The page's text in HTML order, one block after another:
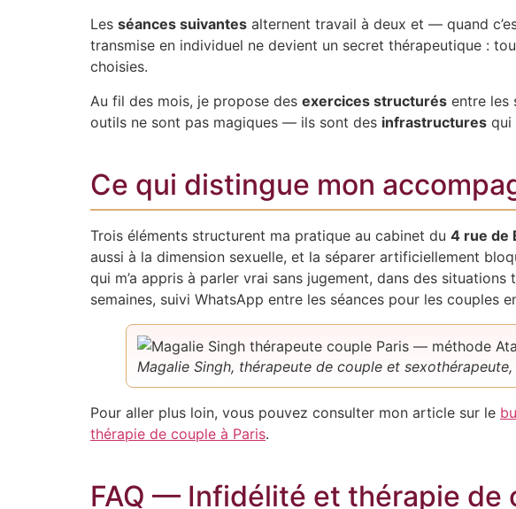
Les séances suivantes alternent travail à deux et — quand
transmise en individuel ne devient un secret thérapeutique :
choisies.
Au fil des mois, je propose des exercices structurés entre les
outils ne sont pas magiques — ils sont des infrastructures qui
Ce qui distingue mon
Trois éléments structurent ma pratique au cabinet du 4 rue de
aussi à la dimension sexuelle, et la séparer artificiellement
qui m’a appris à parler vrai sans jugement, dans des
semaines, suivi WhatsApp entre les séances pour les couples
Magalie Singh, thérapeute de couple et
Pour aller plus loin, vous pouvez consulter mon article sur le
thérapie de couple à Paris.
FAQ — Infidélité et thérapie de